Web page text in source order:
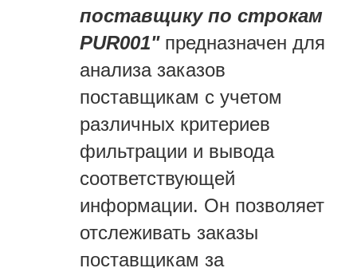
поставщику по строкам
PUR001" предназначен для
анализа заказов
поставщикам с учетом
различных критериев
фильтрации и вывода
соответствующей
информации. Он позволяет
отслеживать заказы
поставщикам за